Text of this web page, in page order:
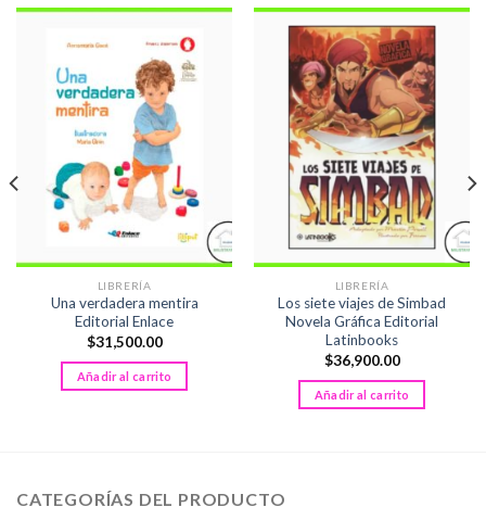
LIBRERÍA
Una verdadera mentira
Editorial Enlace
$31,500.00
Añadir al carrito
LIBRERÍA
Los siete viajes de Simbad
Novela Gráfica Editorial
Latinbooks
$36,900.00
Añadir al carrito
CATEGORÍAS DEL PRODUCTO